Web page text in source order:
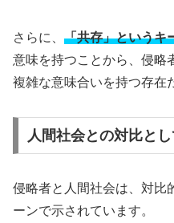
さらに、 「共存」というキ
意味を持つことから、侵略
複雑な意味合いを持つ存在
人間社会との対比と
侵略者と人間社会は、対比
ーンで示されています。